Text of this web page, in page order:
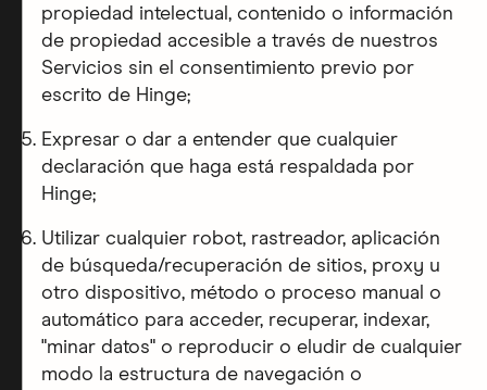
propiedad intelectual, contenido o información
de propiedad accesible a través de nuestros
Servicios sin el consentimiento previo por
escrito de Hinge;
Expresar o dar a entender que cualquier
declaración que haga está respaldada por
Hinge;
Utilizar cualquier robot, rastreador, aplicación
de búsqueda/recuperación de sitios, proxy u
otro dispositivo, método o proceso manual o
automático para acceder, recuperar, indexar,
"minar datos" o reproducir o eludir de cualquier
modo la estructura de navegación o